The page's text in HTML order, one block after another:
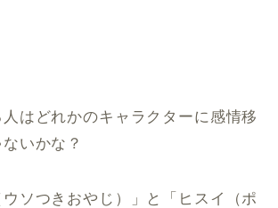
はどれかのキャラクターに感情移
いかな？
ソつきおやじ）」と「ヒスイ（ポ